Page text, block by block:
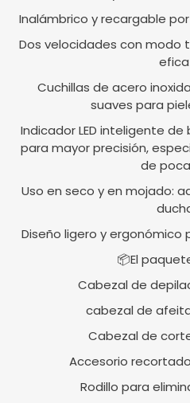
Inalámbrico y recargable
Dos velocidades con modo
Cuchillas de acero
suaves para
Indicador LED inteligente
para mayor precisión,
de
Uso en seco y en mojado:
Diseño ligero y ergonómico
📦El
Cabezal de
cabezal de
Cabezal de
Accesorio
Rodillo para